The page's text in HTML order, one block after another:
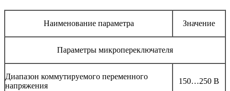
Наименование параметра Значение
Параметры микропереключателя
Диапазон коммутируемого переменного
напряжения
150…250 В